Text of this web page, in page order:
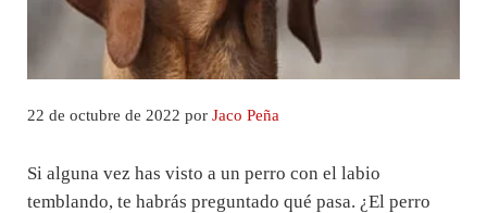
22 de octubre de 2022 por Jaco Peña
Si alguna vez has visto a un perro con el labio
temblando, te habrás preguntado qué pasa. ¿El perro